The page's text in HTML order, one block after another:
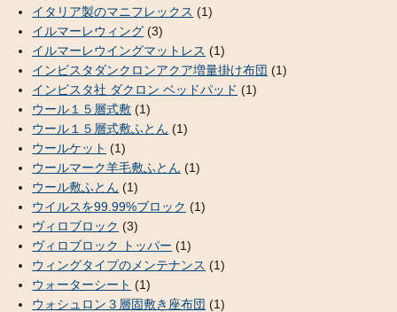
イタリア製のマニフレックス (1)
イルマーレウィング (3)
イルマーレウイングマットレス (1)
インビスタダンクロンアクア増量掛け布団 (1)
インビスタ社 ダクロン ベッドパッド (1)
ウール１５層式敷 (1)
ウール１５層式敷ふとん (1)
ウールケット (1)
ウールマーク羊毛敷ふとん (1)
ウール敷ふとん (1)
ウイルスを99.99%ブロック (1)
ヴィロブロック (3)
ヴィロブロック トッパー (1)
ウィングタイプのメンテナンス (1)
ウォーターシート (1)
ウォシュロン３層固敷き座布団 (1)